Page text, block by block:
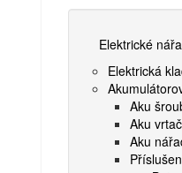
Elektrické
Elektrická
Aku
Aku
Aku